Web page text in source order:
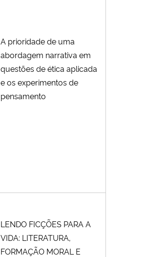
A prioridade de uma
abordagem narrativa em
questões de ética aplicada
e os experimentos de
pensamento
LENDO FICÇÕES PARA A
VIDA: LITERATURA,
FORMAÇÃO MORAL E